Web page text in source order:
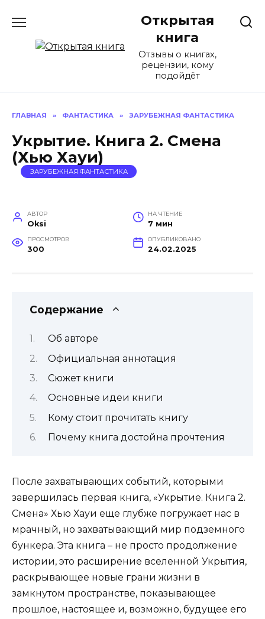
Открытая
книга
Отзывы о книгах,
рецензии, кому
подойдёт
ГЛАВНАЯ » ФАНТАСТИКА » ЗАРУБЕЖНАЯ ФАНТАСТИКА
Укрытие. Книга 2. Смена
(Хью Хауи)
ЗАРУБЕЖНАЯ ФАНТАСТИКА
АВТОР
Oksi
НА ЧТЕНИЕ
7 мин
ПРОСМОТРОВ
300
ОПУБЛИКОВАНО
24.02.2025
Содержание
Об авторе
Официальная аннотация
Сюжет книги
Основные идеи книги
Кому стоит прочитать книгу
Почему книга достойна прочтения
После захватывающих событий, которыми
завершилась первая книга, «Укрытие. Книга 2.
Смена» Хью Хауи еще глубже погружает нас в
мрачный, но захватывающий мир подземного
бункера. Эта книга – не просто продолжение
истории, это расширение вселенной Укрытия,
раскрывающее новые грани жизни в
замкнутом пространстве, показывающее
прошлое, настоящее и, возможно, будущее его